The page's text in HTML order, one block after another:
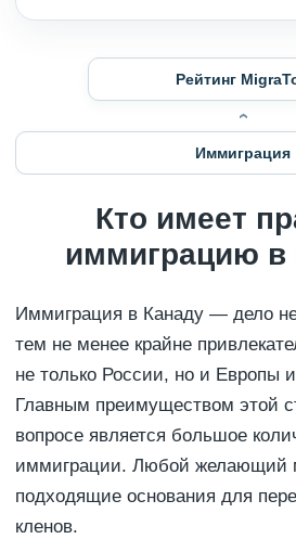
Рейтинг
Иммиграция
Кто имеет
иммиграцию в
Иммиграция в Канаду — дело
тем не менее крайне
не только России, но и Европы
Главным преимуществом этой
вопросе является большое
иммиграции. Любой желающий
подходящие основания для
кленов.